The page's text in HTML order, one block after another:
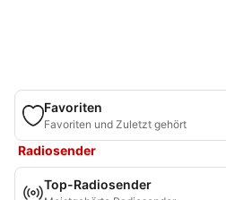
Favoriten
Favoriten und Zuletzt gehört
Radiosender
Top-Radiosender